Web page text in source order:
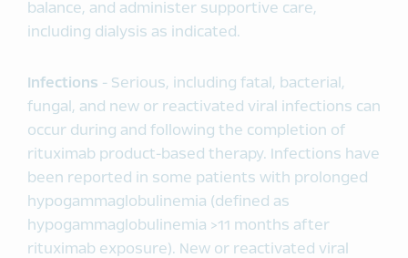
balance, and administer supportive care,
including dialysis as indicated.
Infections - Serious, including fatal, bacterial,
fungal, and new or reactivated viral infections can
occur during and following the completion of
rituximab product-based therapy. Infections have
been reported in some patients with prolonged
hypogammaglobulinemia (defined as
hypogammaglobulinemia >11 months after
rituximab exposure). New or reactivated viral